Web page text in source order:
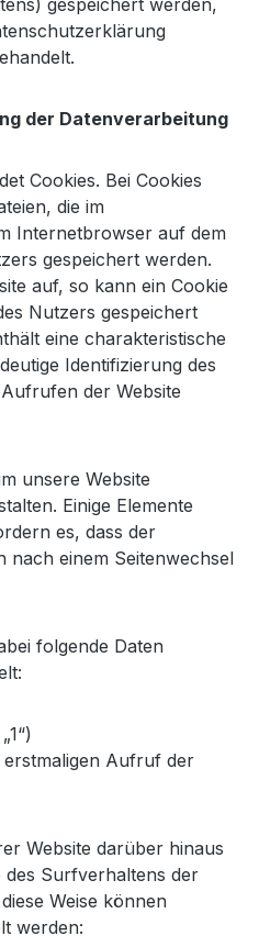
gespeichert werden,
der Datenverarbeitung
Cookies. Bei Cookies
die im
Internetbrowser auf dem
gespeichert werden.
auf, so kann ein Cookie
Nutzers gespeichert
eine charakteristische
Identifizierung des
der Website
unsere Website
Einige Elemente
es, dass der
einem Seitenwechsel
folgende Daten
Aufruf der
Website darüber hinaus
des Surfverhaltens der
Weise können
werden: